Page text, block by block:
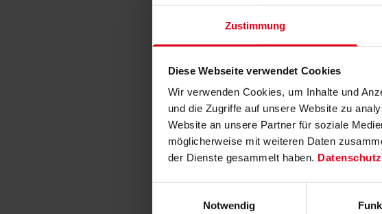
Zustimmung
Diese Webseite verwendet Cookies
Wir verwenden Cookies, um Inhalte und
und die Zugriffe auf unsere Website zu
Website an unsere Partner für soziale
möglicherweise mit weiteren Daten
der Dienste gesammelt haben.
Notwendig